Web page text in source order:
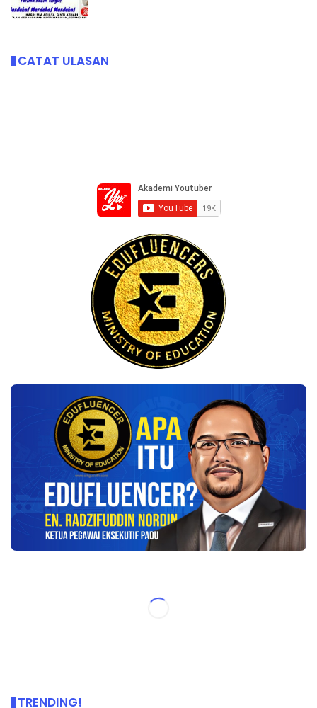
CATAT ULASAN
TRENDING!